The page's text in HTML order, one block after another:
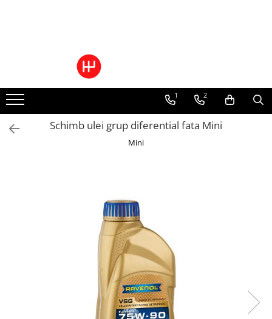
Ulei cutie automata
Filtre cutii automate
1 2
Schimb ulei grup diferential fata Mini
Mini